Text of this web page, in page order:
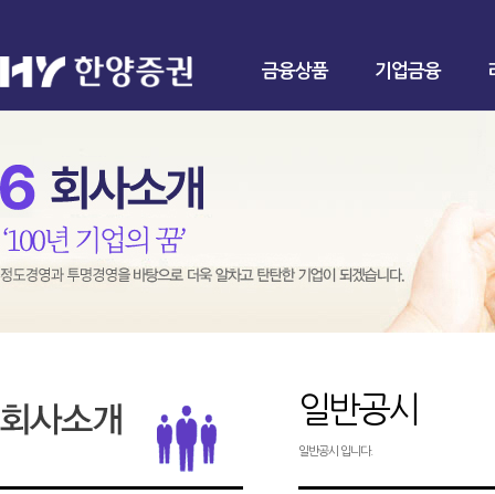
금융상품 기업금융
일반공시
일반공시 입니다.